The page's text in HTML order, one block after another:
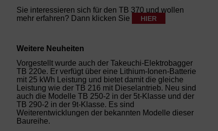
Sie interessieren sich für den TB 370 und wollen
mehr erfahren? Dann klicken Sie
HIER
Weitere Neuheiten
Vorgestellt wurde auch der Takeuchi-Elektrobagger
TB 220e. Er verfügt über eine Lithium-Ionen-Batterie
mit 25 kWh Leistung und bietet damit die gleiche
Leistung wie der TB 216 mit Dieselantrieb. Neu sind
auch die Modelle TB 250-2 in der 5t-Klasse und der
TB 290-2 in der 9t-Klasse. Es sind
Weiterentwicklungen der bekannten Modelle dieser
Baureihe.